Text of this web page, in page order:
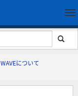
WAVEについて